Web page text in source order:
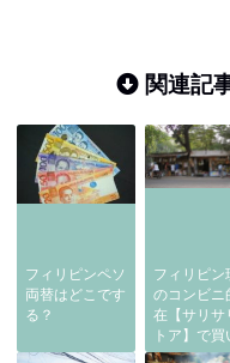
関連記
フィリピンペソ
両替はどこです
る？
フィリピン
のコンビニ
在【サリサ
トア】で買